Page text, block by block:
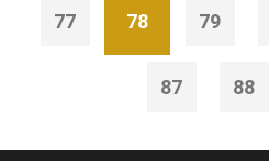
77 78 79
87 88